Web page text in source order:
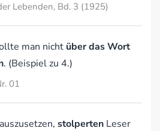
Lebenden, Bd. 3 (1925)
man nicht über das Wort
. (Beispiel zu 4.)
01
stolperten Leser